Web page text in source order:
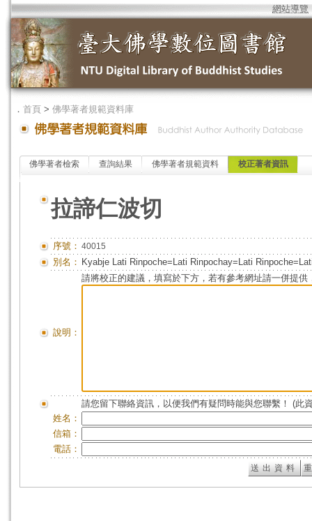
網站導覽
． 首頁 > 佛學著者規範資料庫
佛學著者檢索 查詢結果 佛學著者規範資料 校正著者資訊
拉諦仁波切
序號： 40015
別名： Kyabje Lati Rinpoche=Lati Rinpochay=Lati
說明：
請將校正的建議，填寫於下方，若有參考網址請一併提供
請您留下聯絡資訊，以便我們有疑問時能與您聯繫！ (此
姓名：
信箱：
電話：